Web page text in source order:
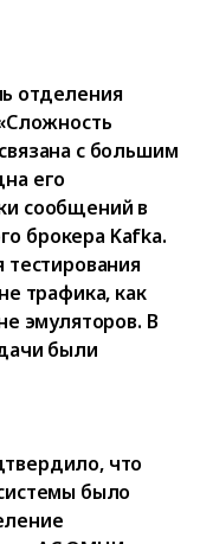
отделения
с большим
его
сообщений в
брокера Kafka.
тестирования
трафика, как
эмуляторов. В
были
что
было